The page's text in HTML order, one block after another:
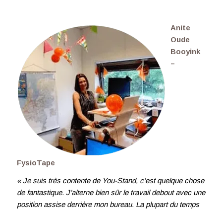
Anite
Oude
Booyink
–
FysioTape
« Je suis très contente de You-Stand, c’est quelque chose
de fantastique. J’alterne bien sûr le travail debout avec une
position assise derrière mon bureau. La plupart du temps